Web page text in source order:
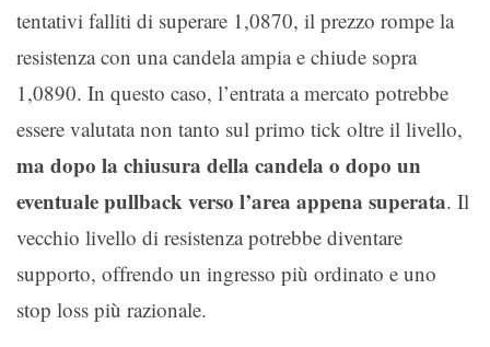
tentativi falliti di superare 1,0870, il prezzo rompe la
resistenza con una candela ampia e chiude sopra
1,0890. In questo caso, l’entrata a mercato potrebbe
essere valutata non tanto sul primo tick oltre il livello,
ma dopo la chiusura della candela o dopo un
eventuale pullback verso l’area appena superata. Il
vecchio livello di resistenza potrebbe diventare
supporto, offrendo un ingresso più ordinato e uno
stop loss più razionale.